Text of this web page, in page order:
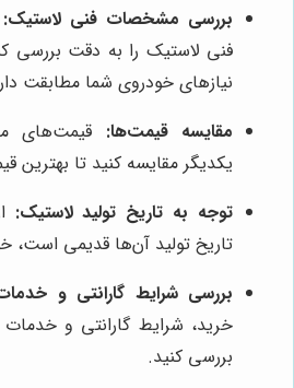
بررسی مشخصات فنی لاستیک:
فنی لاستیک را به دقت بررسی
نیازهای خودروی شما مطابقت
مقایسه قیمت‌ها: قیمت‌های
یکدیگر مقایسه کنید تا بهترین
توجه به تاریخ تولید لاستیک:
تاریخ تولید آن‌ها قدیمی است،
بررسی شرایط گارانتی و
خرید، شرایط گارانتی و
بررسی کنید.